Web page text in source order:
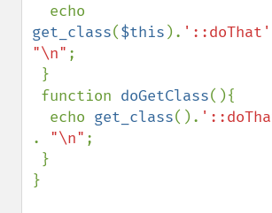
get_class($this ). '::doThat'
"\n" ;
function doGetClass(){
  echo
get_class().
. "\n" ;
}